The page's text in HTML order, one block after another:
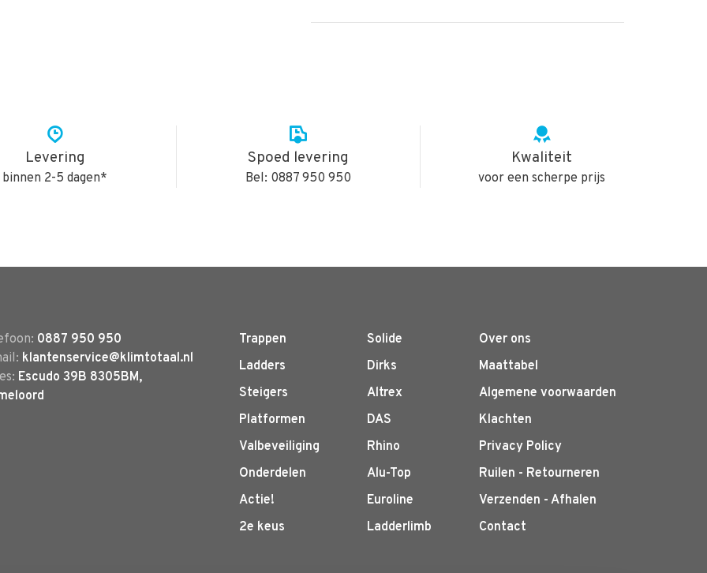
Levering
binnen 2-5 dagen*
Spoed levering
Bel: 0887 950 950
Kwaliteit
voor een scherpe prijs
0887 950 950
klantenservice@klimtotaal.nl
Escudo 39B 8305BM,
Trappen
Ladders
Steigers
Platformen
Valbeveiliging
Onderdelen
Actie!
2e keus
Solide
Dirks
Altrex
DAS
Rhino
Alu-Top
Euroline
Ladderlimb
Over ons
Maattabel
Algemene voorwaarden
Klachten
Privacy Policy
Ruilen - Retourneren
Verzenden - Afhalen
Contact